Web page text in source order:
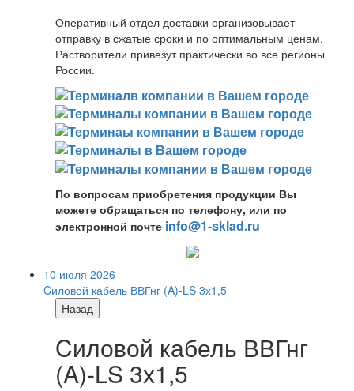
Оперативный отдел доставки организовывает
отправку в сжатые сроки и по оптимальным ценам.
Растворители привезут практически во все регионы
России.
По вопросам приобретения продукции Вы
можете обращаться по телефону, или по
электронной почте info@1-sklad.ru
10 июля 2026
Cиловой кабель ВВГнг (A)-LS 3х1,5
Назад
Cиловой кабель ВВГнг
(A)-LS 3х1,5